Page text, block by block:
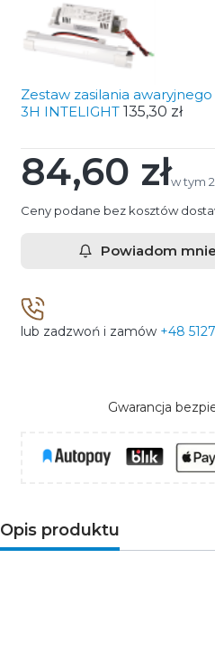
Zestaw zasilania
3H INTELIGHT 135,30 zł
Cena
84,60 złw tym
w tym
Ceny podane bez kosztów
Powiadom
lub zadzwoń i zamów +48
Gwarancja
Opis produktu